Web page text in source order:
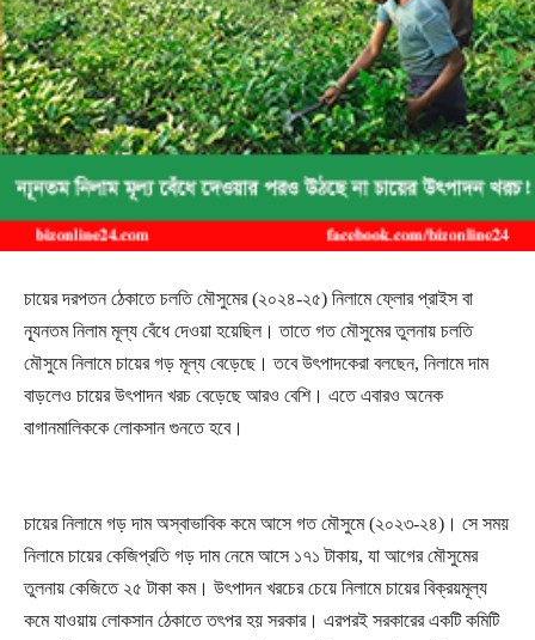
চায়ের দরপতন ঠেকাতে চলতি মৌসুমের (২০২৪-২৫) নিলামে ফ্লোর প্রাইস বা
ন্যূনতম নিলাম মূল্য বেঁধে দেওয়া হয়েছিল। তাতে গত মৌসুমের তুলনায় চলতি
মৌসুমে নিলামে চায়ের গড় মূল্য বেড়েছে। তবে উৎপাদকেরা বলছেন, নিলামে দাম
বাড়লেও চায়ের উৎপাদন খরচ বেড়েছে আরও বেশি। এতে এবারও অনেক
বাগানমালিককে লোকসান গুনতে হবে।
চায়ের নিলামে গড় দাম অস্বাভাবিক কমে আসে গত মৌসুমে (২০২৩-২৪)। সে সময়
নিলামে চায়ের কেজিপ্রতি গড় দাম নেমে আসে ১৭১ টাকায়, যা আগের মৌসুমের
তুলনায় কেজিতে ২৫ টাকা কম। উৎপাদন খরচের চেয়ে নিলামে চায়ের বিক্রয়মূল্য
কমে যাওয়ায় লোকসান ঠেকাতে তৎপর হয় সরকার। এরপরই সরকারের একটি কমিটি